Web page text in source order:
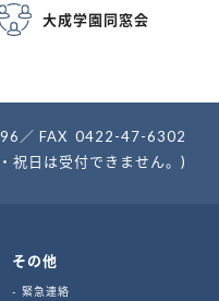
大成学園同窓会
FAX 0422-47-6302
日は受付できません。)
その他
緊急連絡